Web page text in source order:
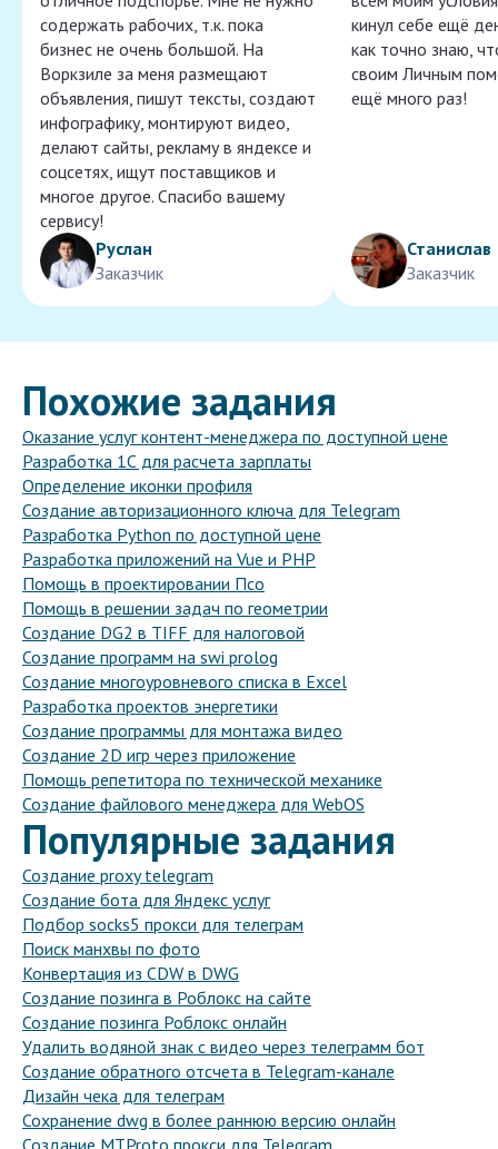
содержать рабочих, т.к. пока
бизнес не очень большой. На
Воркзиле за меня размещают
объявления, пишут тексты, создают
инфографику, монтируют видео,
делают сайты, рекламу в яндексе и
соцсетях, ищут поставщиков и
многое другое. Спасибо вашему
сервису!
Руслан
Заказчик
кинул себе ещё
как точно знаю,
своим Личным
ещё много раз!
Станислав
Заказчик
Похожие задания
Оказание услуг контент-менеджера по доступной цене
Разработка 1С для расчета зарплаты
Определение иконки профиля
Создание авторизационного ключа для Telegram
Разработка Python по доступной цене
Разработка приложений на Vue и PHP
Помощь в проектировании Псо
Помощь в решении задач по геометрии
Создание DG2 в TIFF для налоговой
Создание программ на swi prolog
Создание многоуровневого списка в Excel
Разработка проектов энергетики
Создание программы для монтажа видео
Создание 2D игр через приложение
Помощь репетитора по технической механике
Создание файлового менеджера для WebOS
Популярные задания
Создание proxy telegram
Создание бота для Яндекс услуг
Подбор socks5 прокси для телеграм
Поиск манхвы по фото
Конвертация из CDW в DWG
Создание позинга в Роблокс на сайте
Создание позинга Роблокс онлайн
Удалить водяной знак с видео через телеграмм бот
Создание обратного отсчета в Telegram-канале
Дизайн чека для телеграм
Сохранение dwg в более раннюю версию онлайн